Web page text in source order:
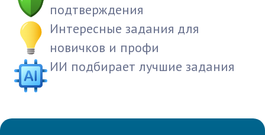
подтверждения
Интересные задания для
новичков и профи
ИИ подбирает лучшие задания